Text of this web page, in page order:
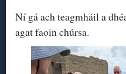
Ní gá ach teagmháil a
agat faoin chúrsa.